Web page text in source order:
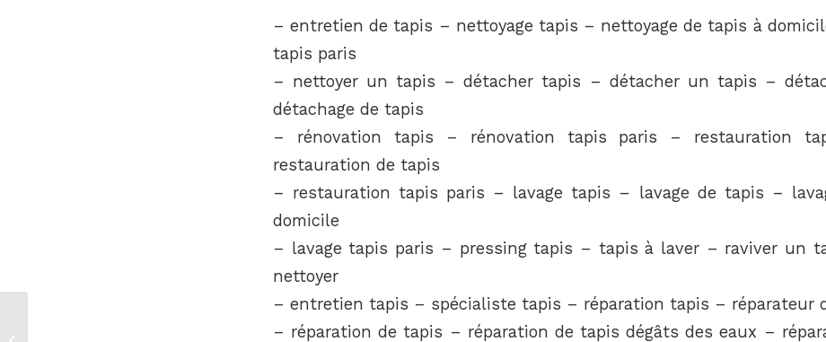
– entretien de tapis – nettoyage tapis – nettoyage de tapis à
tapis paris
– nettoyer un tapis – détacher tapis – détacher un tapis –
détachage de tapis
– rénovation tapis – rénovation tapis paris – restauration
restauration de tapis
– restauration tapis paris – lavage tapis – lavage de tapis –
domicile
– lavage tapis paris – pressing tapis – tapis à laver – raviver un
nettoyer
– entretien tapis – spécialiste tapis – réparation tapis – réparateur
– réparation de tapis – réparation de tapis dégâts des eaux –